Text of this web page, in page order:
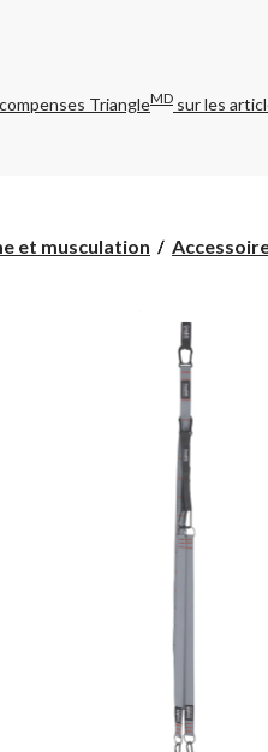
TriangleMD sur les
et musculation